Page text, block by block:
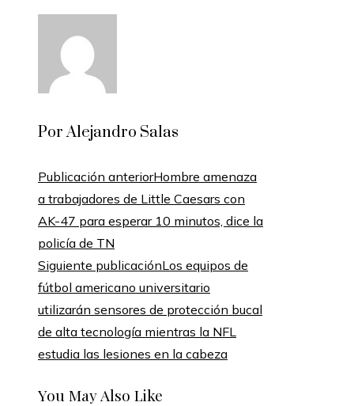
Por Alejandro Salas
Publicación anteriorHombre amenaza
a trabajadores de Little Caesars con
AK-47 para esperar 10 minutos, dice la
policía de TN
Siguiente publicaciónLos equipos de
fútbol americano universitario
utilizarán sensores de protección bucal
de alta tecnología mientras la NFL
estudia las lesiones en la cabeza
You May Also Like